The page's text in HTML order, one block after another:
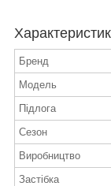
Бренд
Модель
Підлога
Сезон
Виробництво
Застібка